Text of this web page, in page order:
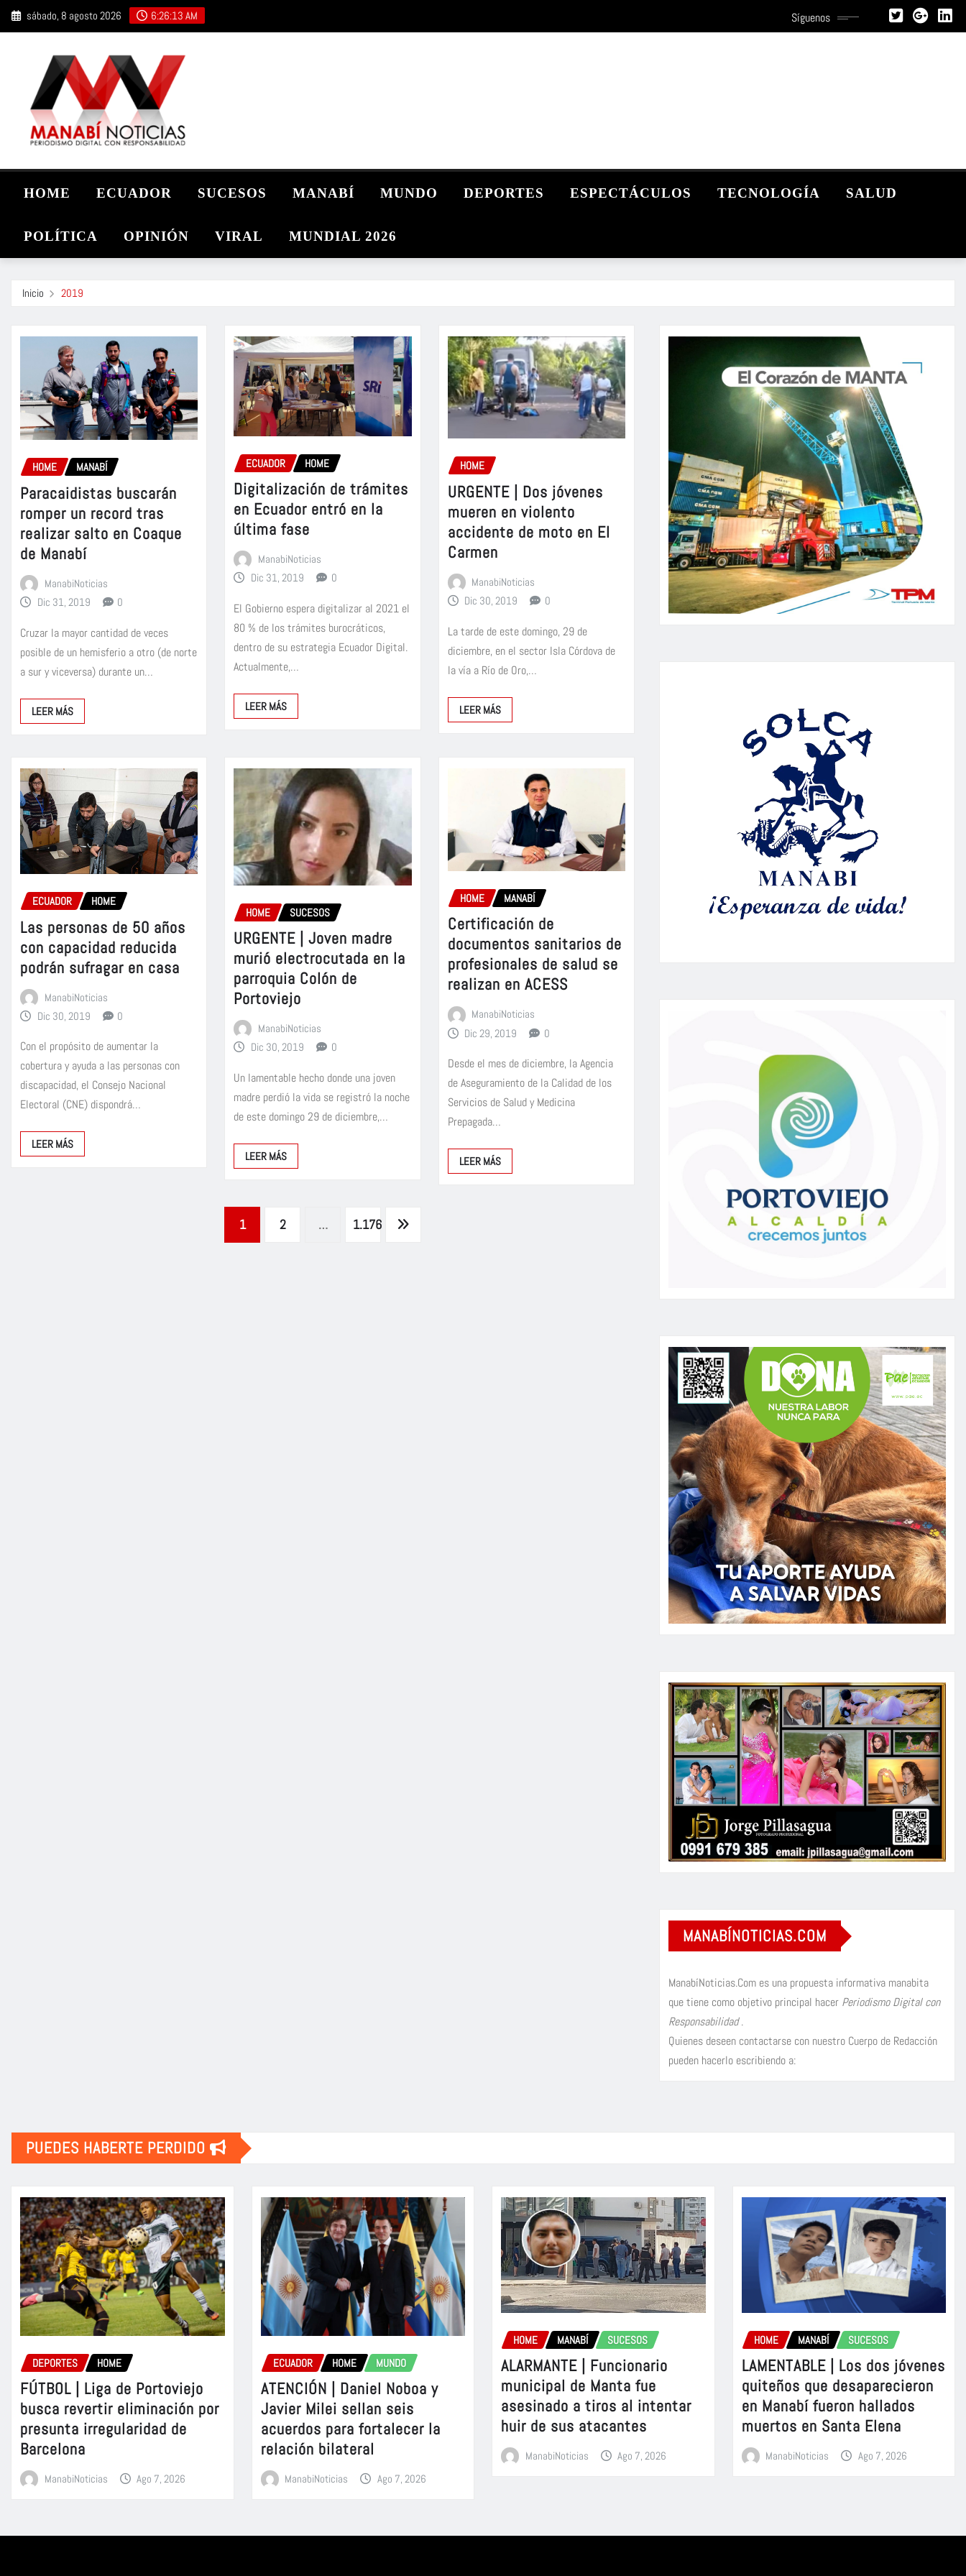
Saltar sábado, 8 agosto 2026 6:26:14 AM Síguenos
HOME ECUADOR SUCESOS MANABÍ MUNDO DEPORTES ESPECTÁCULOS TECNOLOGÍA SALUD
POLÍTICA OPINIÓN VIRAL MUNDIAL 2026
Inicio 2019
HOME MANABÍ
Paracaidistas buscarán
romper un record tras
realizar salto en Coaque
de Manabí
ManabiNoticias
Dic 31, 2019
0
Cruzar la mayor cantidad de veces
posible de un hemisferio a otro (de norte
a sur y viceversa) durante un…
LEER MÁS
ECUADOR HOME
Digitalización de trámites
en Ecuador entró en la
última fase
ManabiNoticias
Dic 31, 2019
0
El Gobierno espera digitalizar al 2021 el
80 % de los trámites burocráticos,
dentro de su estrategia Ecuador Digital.
Actualmente,…
LEER MÁS
HOME
URGENTE | Dos jóvenes
mueren en violento
accidente de moto en El
Carmen
ManabiNoticias
Dic 30, 2019
0
La tarde de este domingo, 29 de
diciembre, en el sector Isla Córdova de
la vía a Río de Oro,…
LEER MÁS
ECUADOR HOME
Las personas de 50 años
con capacidad reducida
podrán sufragar en casa
ManabiNoticias
Dic 30, 2019
0
Con el propósito de aumentar la
cobertura y ayuda a las personas con
discapacidad, el Consejo Nacional
Electoral (CNE) dispondrá…
LEER MÁS
HOME SUCESOS
URGENTE | Joven madre
murió electrocutada en la
parroquia Colón de
Portoviejo
ManabiNoticias
Dic 30, 2019
0
Un lamentable hecho donde una joven
madre perdió la vida se registró la noche
de este domingo 29 de diciembre,…
LEER MÁS
HOME MANABÍ
Certificación de
documentos sanitarios de
profesionales de salud se
realizan en ACESS
ManabiNoticias
Dic 29, 2019
0
Desde el mes de diciembre, la Agencia
de Aseguramiento de la Calidad de los
Servicios de Salud y Medicina
Prepagada…
LEER MÁS
1 2 … 1.176
MANABÍNOTICIAS.COM
ManabíNoticias.Com es una propuesta informativa manabita
que tiene como objetivo principal hacer Periodismo Digital con
Responsabilidad.
Quienes deseen contactarse con nuestro Cuerpo de Redacción
pueden hacerlo escribiendo a:
PUEDES HABERTE PERDIDO
DEPORTES HOME
FÚTBOL | Liga de Portoviejo
busca revertir eliminación por
presunta irregularidad de
Barcelona
ManabiNoticias Ago 7, 2026
ECUADOR HOME MUNDO
ATENCIÓN | Daniel Noboa y
Javier Milei sellan seis
acuerdos para fortalecer la
relación bilateral
ManabiNoticias Ago 7, 2026
HOME MANABÍ SUCESOS
ALARMANTE | Funcionario
municipal de Manta fue
asesinado a tiros al intentar
huir de sus atacantes
ManabiNoticias Ago 7, 2026
HOME MANABÍ SUCESOS
LAMENTABLE | Los dos jóvenes
quiteños que desaparecieron
en Manabí fueron hallados
muertos en Santa Elena
ManabiNoticias Ago 7, 2026